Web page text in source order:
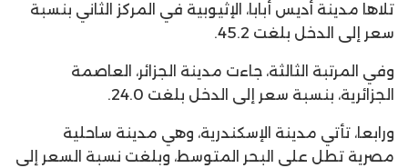
تلاها مدينة أديس أبابا، الإثيوبية في المركز الثاني بنسبة
سعر إلى الدخل بلغت 45.2.
وفي المرتبة الثالثة، جاءت مدينة الجزائر، العاصمة
الجزائرية، بنسبة سعر إلى الدخل بلغت 24.0.
ورابعا، تأتي مدينة الإسكندرية، وهي مدينة ساحلية
مصرية تطل على البحر المتوسط، وبلغت نسبة السعر إلى